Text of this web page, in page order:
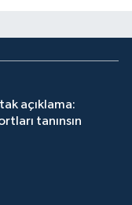
açıklama:
tanınsın